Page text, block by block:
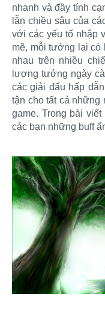
nhanh và đầy tính
lẫn chiều sâu của
với các yếu tố nhập
mẽ, mỗi tướng lại có
nhau trên nhiều
lượng tướng ngày
các giải đấu hấp
tận cho tất cả
game. Trong bài
các bạn những buff